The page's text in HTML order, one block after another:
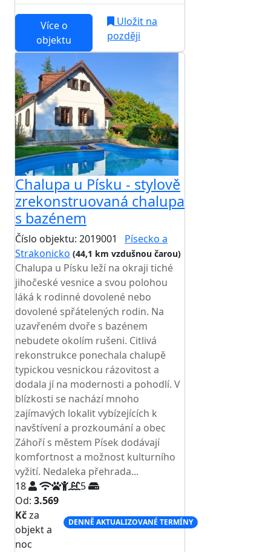
Více o
objektu
Uložit na
později
Chalupa u Písku - stylově
zrekonstruovaná chalupa
s bazénem
Číslo objektu: 2019001
Písecko a
Strakonicko (44,1 km vzdušnou čarou)
Chalupa u Písku leží na okraji tiché
jihočeské vesnice a svou polohou
láká k rodinné dovolené nebo
dovolené spřátelených rodin. Na
uzavřeném dvoře s bazénem
nebudete okolím rušeni. Citlivá
rekonstrukce ponechala chalupě
typickou vesnickou rázovitost a
dodala jí na modernosti a pohodlí. V
blízkosti se nachází mnoho
zajímavých lokalit vybízejících k
navštívení a prozkoumání a obec
Záhoří s městem Písek dodávají
komfortnost a možnost kulturního
vyžití. Nedaleka přehrada...
18
5
Od: 3.569
Kčza
objekt a
noc
DENNĚ AKTUALIZOVANÉ TERMÍNY